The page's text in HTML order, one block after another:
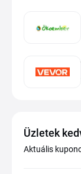
Üzletek
Aktuális